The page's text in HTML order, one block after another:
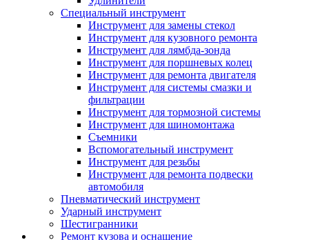
Специальный инструмент
Инструмент для замены стекол
Инструмент для кузовного ремонта
Инструмент для лямбда-зонда
Инструмент для поршневых колец
Инструмент для ремонта двигателя
Инструмент для системы смазки и
фильтрации
Инструмент для тормозной системы
Инструмент для шиномонтажа
Съемники
Вспомогательный инструмент
Инструмент для резьбы
Инструмент для ремонта подвески
автомобиля
Пневматический инструмент
Ударный инструмент
Шестигранники
Ремонт кузова и оснащение